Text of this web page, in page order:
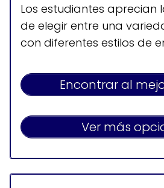
Los estudiantes aprecian
de elegir entre una
con diferentes estilos de
Encontrar al
Ver más